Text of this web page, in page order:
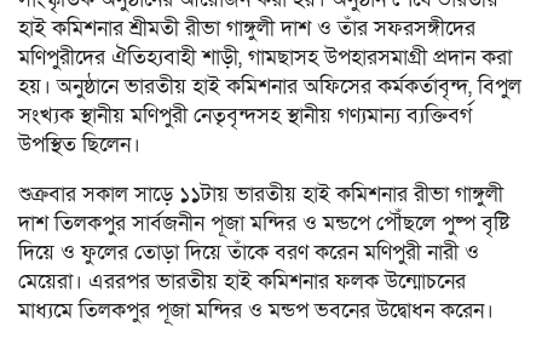
হাই কমিশনার শ্রীমতী রীভা গাঙ্গুলী দাশ ও তাঁর সফরসঙ্গীদের
মণিপুরীদের ঐতিহ্যবাহী শাড়ী, গামছাসহ উপহারসমাগ্রী প্রদান করা
হয়। অনুষ্ঠানে ভারতীয় হাই কমিশনার অফিসের কর্মকর্তাবৃন্দ, বিপুল
সংখ্যক স্থানীয় মণিপুরী নেতৃবৃন্দসহ স্থানীয় গণ্যমান্য ব্যক্তিবর্গ
উপস্থিত ছিলেন।
শুক্রবার সকাল সাড়ে ১১টায় ভারতীয় হাই কমিশনার রীভা গাঙ্গুলী
দাশ তিলকপুর সার্বজনীন পূজা মন্দির ও মন্ডপে পৌঁছলে পুষ্প বৃষ্টি
দিয়ে ও ফুলের তোড়া দিয়ে তাঁকে বরণ করেন মণিপুরী নারী ও
মেয়েরা। এররপর ভারতীয় হাই কমিশনার ফলক উন্মোচনের
মাধ্যমে তিলকপুর পূজা মন্দির ও মন্ডপ ভবনের উদ্বোধন করেন।